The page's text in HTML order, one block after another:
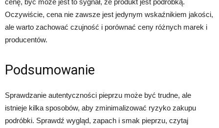
Oczywiście, cena nie zawsze jest jedynym wskaźnikiem jakości,
ale warto zachować czujność i porównać ceny różnych marek i
producentów.
Podsumowanie
Sprawdzanie autentyczności pieprzu może być trudne, ale
istnieje kilka sposobów, aby zminimalizować ryzyko zakupu
podróbki. Sprawdź wygląd, zapach i smak pieprzu, czytaj